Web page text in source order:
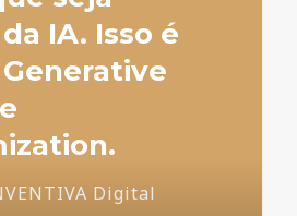
IA. Isso é
Generative
Digital